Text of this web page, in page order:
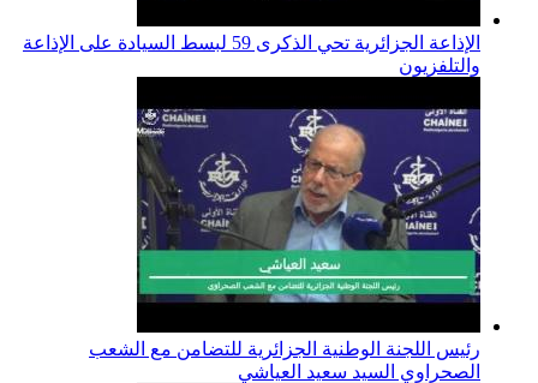
الإذاعة الجزائرية تحي الذكرى 59 لبسط السيادة على الإذاعة
والتلفزيون
رئيس اللجنة الوطنية الجزائرية للتضامن مع الشعب
الصحراوي السيد سعيد العياشي